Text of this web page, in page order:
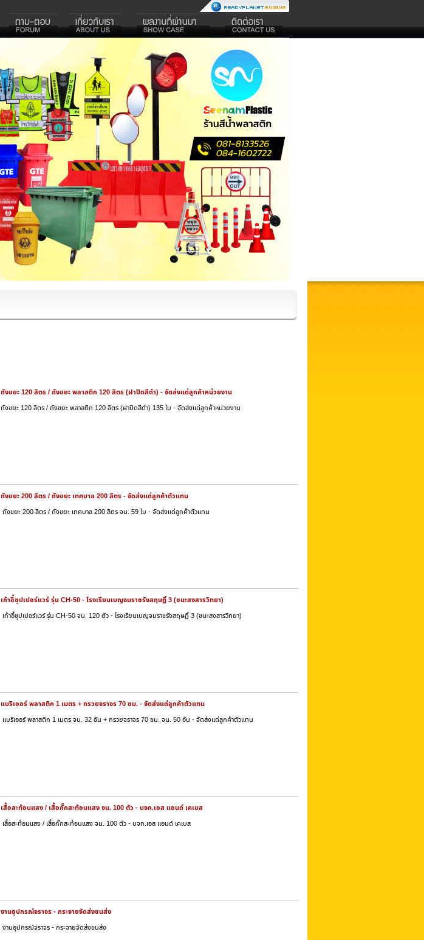
ถังขยะ 120 ลิตร / ถังขยะ พลาสติก 120 ลิตร (ฝาปิดสีดำ) - จัดส่งแด่ลูกค้าหน่วยงาน
ถังขยะ 120 ลิตร / ถังขยะ พลาสติก 120 ลิตร (ฝาปิดสีดำ) 135 ใบ - จัดส่งแด่ลูกค้าหน่วยงาน
ถังขยะ 200 ลิตร / ถังขยะ เทศบาล 200 ลิตร - จัดส่งแด่ลูกค้าตัวแทน
ถังขยะ 200 ลิตร / ถังขยะ เทศบาล 200 ลิตร จน. 59 ใบ - จัดส่งแด่ลูกค้าตัวแทน
เก้าอี้ซุปเปอร์แวร์ รุ่น CH-50 - โรงเรียนเบญจมราชรังสฤษฏิ์ 3 (ชนะสงสารวิทยา)
เก้าอี้ซุปเปอร์แวร์ รุ่น CH-50 จน. 120 ตัว - โรงเรียนเบญจมราชรังสฤษฏิ์ 3 (ชนะสงสารวิทยา)
แบริเออร์ พลาสติก 1 เมตร + กรวยจราจร 70 ซม. - จัดส่งแด่ลูกค้าตัวแทน
แบริเออร์ พลาสติก 1 เมตร จน. 32 อัน + กรวยจราจร 70 ซม. จน. 50 อัน - จัดส่งแด่ลูกค้าตัวแทน
เสื้อสะท้อนแสง / เสื้อกั๊กสะท้อนแสง จน. 100 ตัว - บจก.เอส แอนด์ เคเบส
เสื้อสะท้อนแสง / เสื้อกั๊กสะท้อนแสง จน. 100 ตัว - บจก.เอส แอนด์ เคเบส
งานอุปกรณ์จราจร - กระจายจัดส่งขนส่ง
งานอุปกรณ์จราจร - กระจายจัดส่งขนส่ง